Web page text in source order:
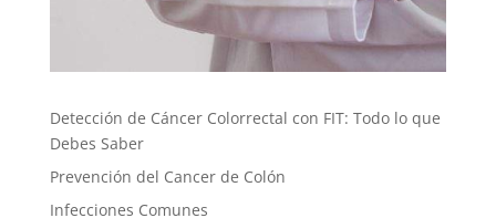
Detección de Cáncer Colorrectal con FIT: Todo lo que
Debes Saber
Prevención del Cancer de Colón
Infecciones Comunes